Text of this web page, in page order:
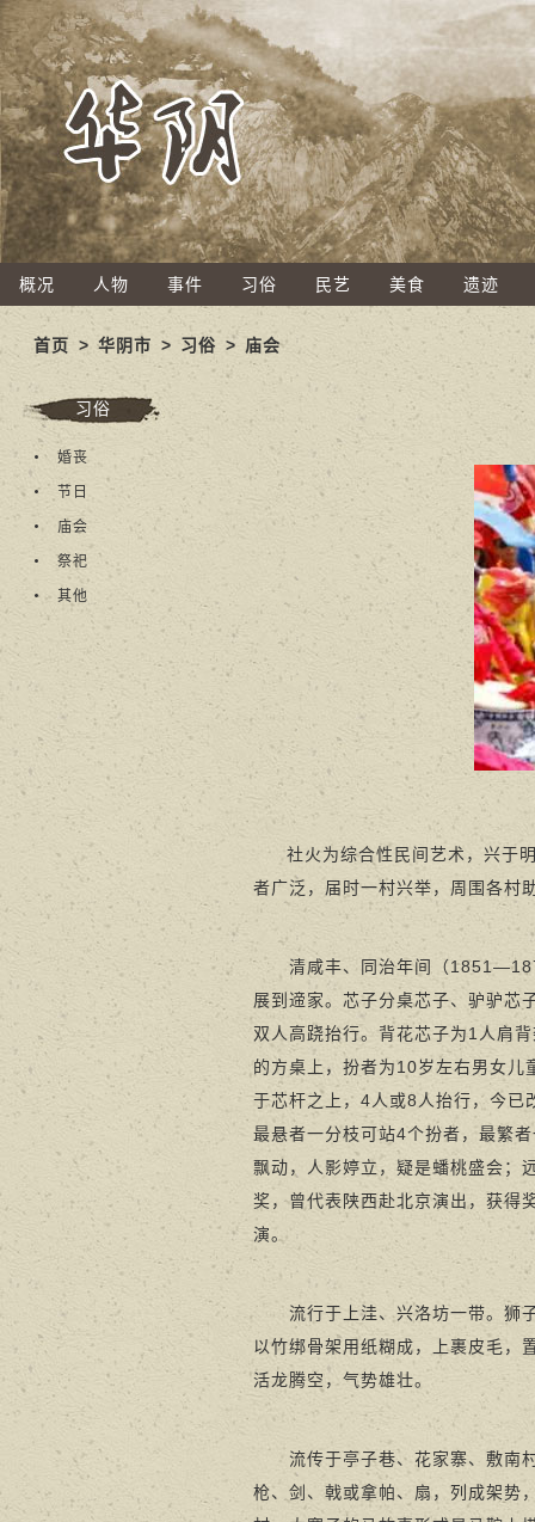
概况 人物 事件 习俗 民艺 美食 遗迹
首页 >华阴市 > 习俗 > 庙会
习俗
婚丧
节日
庙会
祭祀
其他
社火为综合性民间艺术，兴于
者广泛，届时一村兴举，周围各村
清咸丰、同治年间（1851—1874
展到遆家。芯子分桌芯子、驴驴芯
双人高跷抬行。背花芯子为1人肩
的方桌上，扮者为10岁左右男女儿
于芯杆之上，4人或8人抬行，今已
最悬者一分枝可站4个扮者，最繁
飘动，人影婷立，疑是蟠桃盛会；
奖，曾代表陕西赴北京演出，获得
演。
流行于上洼、兴洛坊一带。狮子
以竹绑骨架用纸糊成，上裹皮毛，
活龙腾空，气势雄壮。
流传于亭子巷、花家寨、敷南村
枪、剑、戟或拿帕、扇，列成架势